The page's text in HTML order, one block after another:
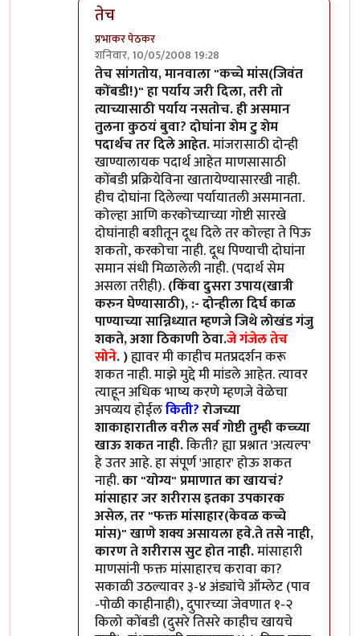
तेच
प्रभाकर पेठकर
शनिवार, 10/05/2008 19:28
In reply toमग ही घ्या उत्तरंbyमन
तेच सांगतोय, मानवाला "कच्चे मांस(जिवंत
कोंबडी!)" हा पर्याय जरी दिला, तरी तो
त्याच्यासाठी पर्याय नसतोच. ही असमान
तुलना कुठयं बुवा? दोघांना शेम टु शेम
पदार्थच तर दिले आहेत.मांजरासाठी दोन्ही
खाण्यालायक पदार्थ आहेत माणसासाठी
कोंबडी प्रक्रियेविना खातायेण्यासारखी नाही.
हीच दोघांना दिलेल्या पर्यायातली असमानता.
कोल्हा आणि करकोच्याच्या गोष्टी सारखे
दोघांनाही बशीतून दूध दिले तर कोल्हा ते पिऊ
शकतो, करकोचा नाही. दूध पिण्याची दोघांना
समान संधी मिळालेली नाही. (पदार्थ सेम
असला तरीही).(किंवा दुसरा उपाय(खात्री
करुन घेण्यासाठी), :- दोन्हीला दिर्घ काळ
पाण्याच्या सान्निध्यात म्हणजे जिथे लोखंड गंजु
शकते, अशा ठिकाणी ठेवा.जे गंजेल तेच
सोने. )ह्यावर मी काहीच मतप्रदर्शन करू
शकत नाही. माझे मुद्दे मी मांडले आहेत. त्यावर
त्याहून अधिक भाष्य करणे म्हणजे वेळेचा
अपव्यय होईलकिती?रोजच्या
शाकाहारातील वरील सर्व गोष्टी तुम्ही कच्च्या
खाऊ शकत नाही.किती? ह्या प्रश्नात 'अत्यल्प'
हे उतर आहे. हा संपूर्ण 'आहार' होऊ शकत
नाही.का "योग्य" प्रमाणात का खायचं?
मांसाहार जर शरीरास इतका उपकारक
असेल, तर "फक्त मांसाहार(केवळ कच्चे
मांस)" खाणे शक्य असायला हवे.ते तसे नाही,
कारण ते शरीरास सुट होत नाही.मांसाहारी
माणसांनी फक्त मांसाहारच करावा का?
सकाळी उठल्यावर ३-४ अंड्यांचे ऑम्लेट (पाव
-पोळी काहीनाही), दुपारच्या जेवणात १-२
किलो कोंबडी (दुसरे तिसरे काहीच खायचे